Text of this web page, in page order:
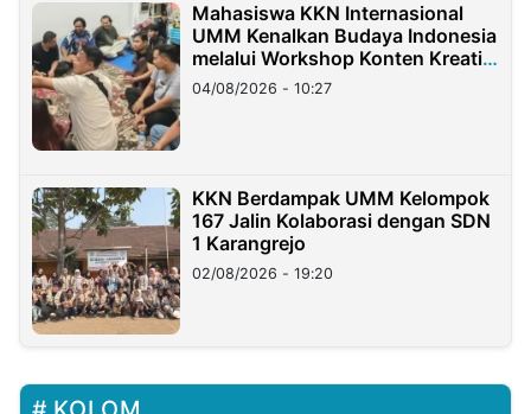
Mahasiswa KKN Internasional
UMM Kenalkan Budaya Indonesia
melalui Workshop Konten Kreatif
di Taiwan
04/08/2026 - 10:27
KKN Berdampak UMM Kelompok
167 Jalin Kolaborasi dengan SDN
1 Karangrejo
02/08/2026 - 19:20